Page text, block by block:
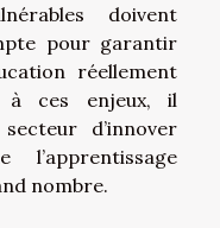
doivent
pour garantir
réellement
à ces enjeux, il
d’innover
nombre.